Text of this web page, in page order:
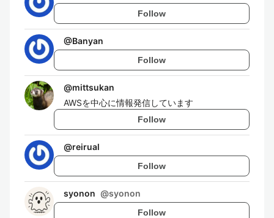
Follow
@Banyan
Follow
@mittsukan
AWSを中心に情報発信しています
Follow
@reirual
Follow
syonon @syonon
Follow